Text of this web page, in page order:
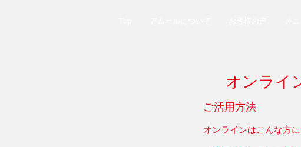
オンライ
ご活用方法
オンラインはこんな方